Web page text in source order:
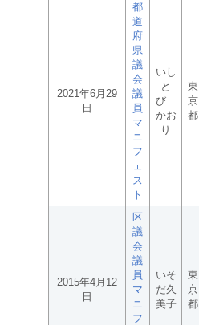
2021年6月29
日
都
道
府
県
議
会
議
員
マ
ニ
フ
ェ
ス
ト
いし
と
び
かお
り
東
京
都
2015年4月12
日
区
議
会
議
員
マ
ニ
フ
いそ
だ久
美子
東
京
都